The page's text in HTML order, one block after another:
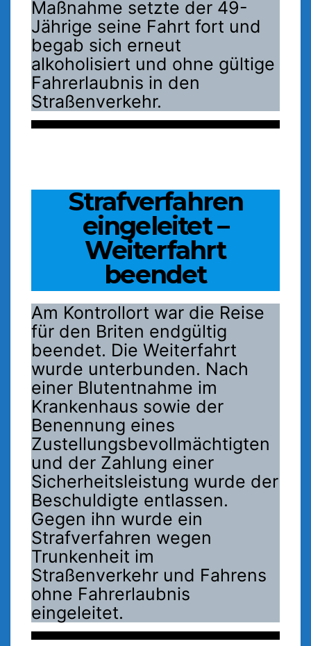
Maßnahme setzte der 49-
Jährige seine Fahrt fort und
begab sich erneut
alkoholisiert und ohne gültige
Fahrerlaubnis in den
Straßenverkehr.
Strafverfahren
eingeleitet –
Weiterfahrt
beendet
Am Kontrollort war die Reise
für den Briten endgültig
beendet. Die Weiterfahrt
wurde unterbunden. Nach
einer Blutentnahme im
Krankenhaus sowie der
Benennung eines
Zustellungsbevollmächtigten
und der Zahlung einer
Sicherheitsleistung wurde der
Beschuldigte entlassen.
Gegen ihn wurde ein
Strafverfahren wegen
Trunkenheit im
Straßenverkehr und Fahrens
ohne Fahrerlaubnis
eingeleitet.